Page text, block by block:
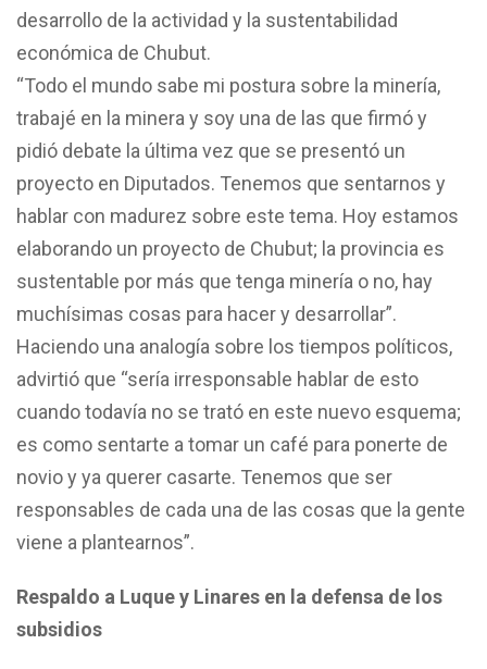
desarrollo de la actividad y la sustentabilidad
económica de Chubut.
“Todo el mundo sabe mi postura sobre la minería,
trabajé en la minera y soy una de las que firmó y
pidió debate la última vez que se presentó un
proyecto en Diputados. Tenemos que sentarnos y
hablar con madurez sobre este tema. Hoy estamos
elaborando un proyecto de Chubut; la provincia es
sustentable por más que tenga minería o no, hay
muchísimas cosas para hacer y desarrollar”.
Haciendo una analogía sobre los tiempos políticos,
advirtió que “sería irresponsable hablar de esto
cuando todavía no se trató en este nuevo esquema;
es como sentarte a tomar un café para ponerte de
novio y ya querer casarte. Tenemos que ser
responsables de cada una de las cosas que la gente
viene a plantearnos”.
Respaldo a Luque y Linares en la defensa de los
subsidios